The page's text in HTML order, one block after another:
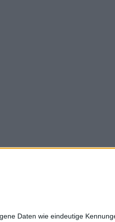
Daten wie eindeutige